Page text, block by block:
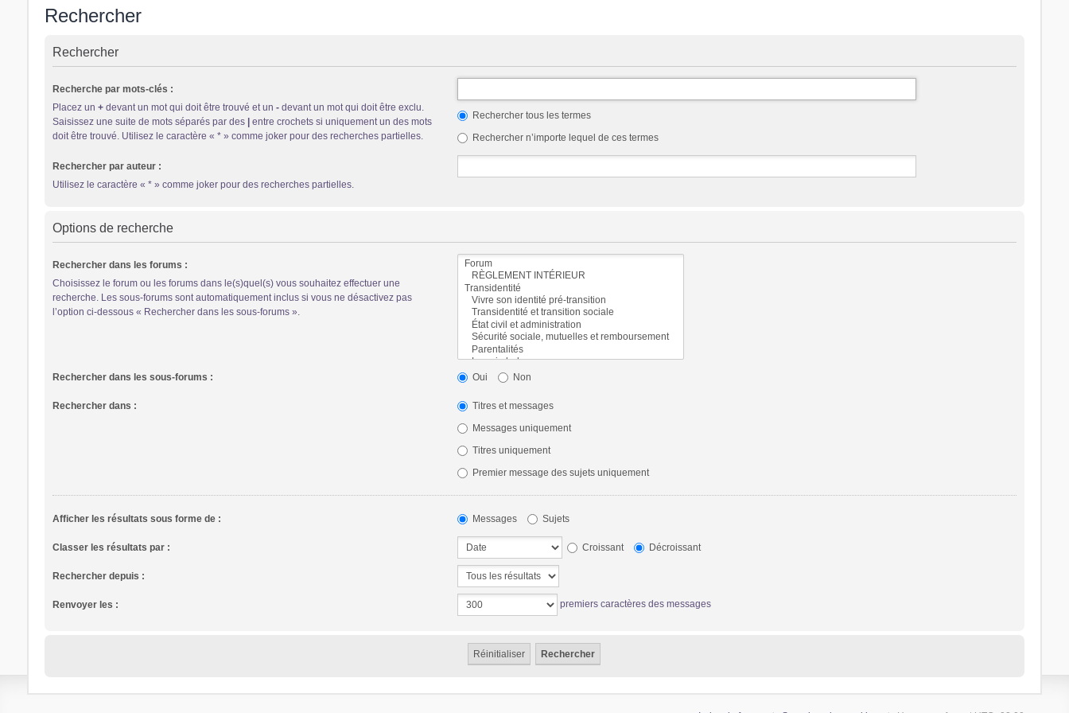
Rechercher
Rechercher
Recherche par mots-clés :
Placez un +devant un mot qui doit être trouvé et un -devant un mot qui doit être exclu.
Saisissez une suite de mots séparés par des
entre crochets si uniquement un des mots
doit être trouvé. Utilisez le caractère « * » comme joker pour des recherches partielles.
Rechercher tous les termes
Rechercher n’importe lequel de ces termes
Rechercher par auteur :
Utilisez le caractère « * » comme joker pour des recherches partielles.
Options de recherche
Rechercher dans les forums :
Choisissez le forum ou les forums dans le(s)quel(s) vous souhaitez effectuer une
recherche. Les sous-forums sont automatiquement inclus si vous ne désactivez pas
l’option ci-dessous « Rechercher dans les sous-forums ».
Rechercher dans les sous-forums : Oui Non
Rechercher dans :
Titres et messages
Messages uniquement
Titres uniquement
Premier message des sujets uniquement
Afficher les résultats sous forme de : Messages Sujets
Classer les résultats par : Croissant Décroissant
Rechercher depuis :
Renvoyer les : premiers caractères des messages